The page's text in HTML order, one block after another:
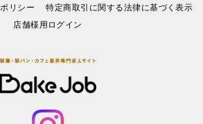
リシー
特定商取引に関する法律に基づく表示
店舗様用ログイン